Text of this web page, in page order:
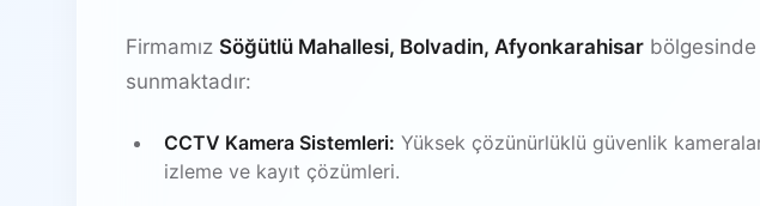
Firmamız Söğütlü Mahallesi, Bolvadin, Afyonkarahisar bölgesinde
sunmaktadır:
CCTV Kamera Sistemleri: Yüksek çözünürlüklü güvenlik
izleme ve kayıt çözümleri.